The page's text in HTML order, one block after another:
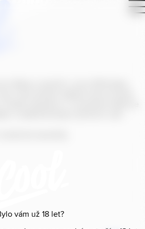
vám už 18 let?
šťávou vytvořil v roce
republice. V současné době se
z nealkoholických příchutí s alk.
benefity.